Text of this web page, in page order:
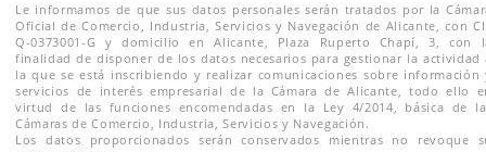
Le informamos de que sus datos personales serán tratados por la
Oficial de Comercio, Industria, Servicios y Navegación de Alicante, con
Q-0373001-G y domicilio en Alicante, Plaza Ruperto Chapí, 3, con
finalidad de disponer de los datos necesarios para gestionar la actividad
la que se está inscribiendo y realizar comunicaciones sobre información
servicios de interés empresarial de la Cámara de Alicante, todo ello
virtud de las funciones encomendadas en la Ley 4/2014, básica de
Cámaras de Comercio, Industria, Servicios y Navegación.
Los datos proporcionados serán conservados mientras no revoque